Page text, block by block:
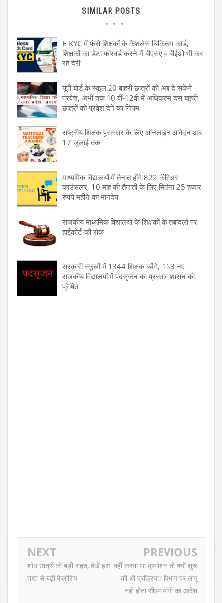
SIMILAR POSTS
E-KYC में फंसे शिक्षकों के कैशलेस चिकित्सा कार्ड,
शिक्षकों का डेटा फॉरवर्ड करने में बीएसए व बीईओ भी कर
रहे देरी
यूपी बोर्ड के स्कूल 20 बाहरी छात्रों को अब दे सकेंगे
प्रवेश, अभी तक 10 वीं-12वीं में अधिकतम दस बाहरी
छात्रों को प्रवेश देने का नियम
राष्ट्रीय शिक्षक पुरस्कार के लिए ऑनलाइन आवेदन अब
17 जुलाई तक
माध्यमिक विद्यालयों में तैनात होंगे 822 कॅरिअर
काउंसलर, 10 माह की तैनाती के लिए मिलेगा 25 हजार
रुपये महीने का मानदेय
राजकीय माध्यमिक विद्यालयों के शिक्षकों के तबादलों पर
हाईकोर्ट की रोक
सरकारी स्कूलों में 1344 शिक्षक बढ़ेंगे, 163 नए
राजकीय विद्यालयों में पदसृजन का प्रस्ताव शासन को
प्रेषित
NEXT
शोध छात्रों को बड़ी राहत, देखें इस
तरह से बढ़ी फेलोशिप
PREVIOUS
नहीं करना था प्रमोशन तो क्यों शुरू
की थी प्रक्रिया? विभाग पर लागू
नहीं होता सीएम योगी का आदेश